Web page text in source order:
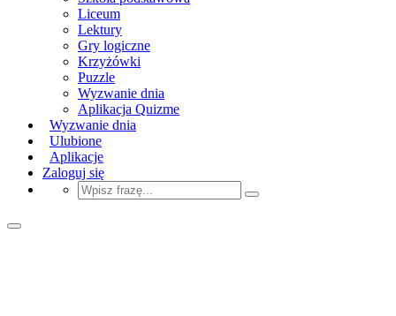
Liceum
Lektury
Gry logiczne
Krzyżówki
Puzzle
Wyzwanie dnia
Aplikacja Quizme
Wyzwanie dnia
Ulubione
Aplikacje
Zaloguj się